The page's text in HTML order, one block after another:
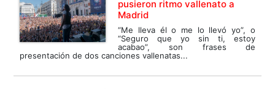
pusieron ritmo vallenato a
Madrid
“Me lleva él o me lo llevó yo”, o
“Seguro que yo sin ti, estoy
acabao”, son frases de
presentación de dos canciones vallenatas...